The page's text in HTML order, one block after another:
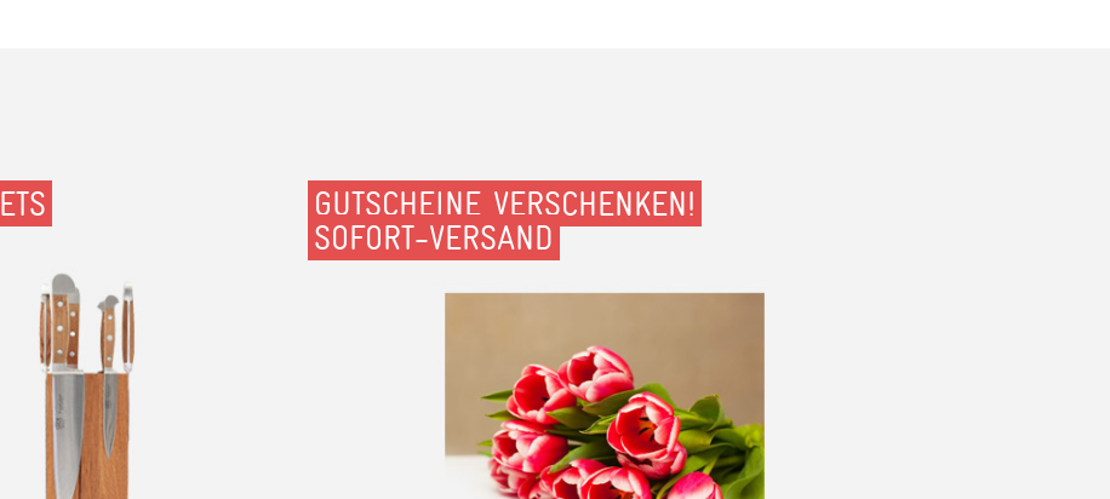
GUTSCHEINE VERSCHENKEN!
SOFORT-VERSAND